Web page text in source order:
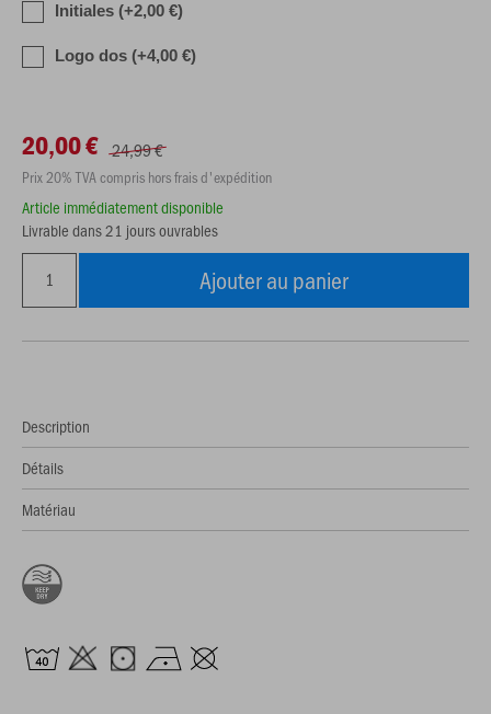
Initiales (+2,00 €)
Logo dos (+4,00 €)
20,00 € 24,99 €
Prix 20% TVA compris hors frais d'expédition
Article immédiatement disponible
Livrable dans 21 jours ouvrables
Ajouter au panier
Description
Détails
Matériau